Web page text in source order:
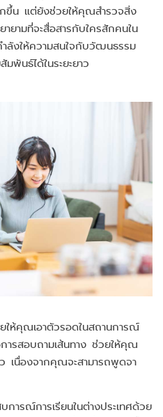
กขึ้น แต่ยังช่วยให้คุณสำรวจสิ่ง
ยามที่จะสื่อสารกับใครสักคนใน
ลังให้ความสนใจกับวัฒนธรรม
พันธ์ได้ในระยะยาว
ห้คุณเอาตัวรอดในสถานการณ์
ารสอบถามเส้นทาง ช่วยให้คุณ
เนื่องจากคุณจะสามารถพูดจา
ารณ์การเรียนในต่างประเทศด้วย